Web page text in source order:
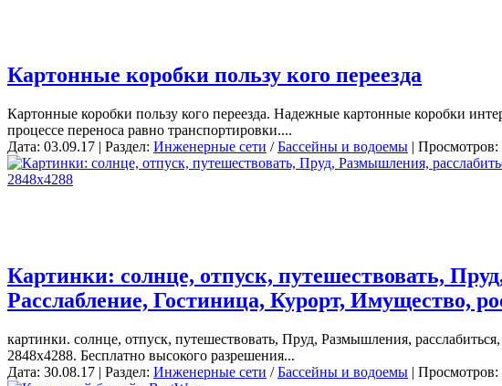
Картонные коробки пользу кого переезда
Картонные коробки пользу кого переезда. Надежные картонные коробки
процессе переноса равно транспортировки....
Дата: 03.09.17 | Раздел: Инженерные сети /Бассейны и водоемы |
Картинки: солнце, отпуск, путешествовать,
Расслабление, Гостиница, Курорт, Имущество,
картинки. солнце, отпуск, путешествовать, Пруд, Размышления,
2848x4288. Бесплатно высокого разрешения...
Дата: 30.08.17 | Раздел: Инженерные сети /Бассейны и водоемы |